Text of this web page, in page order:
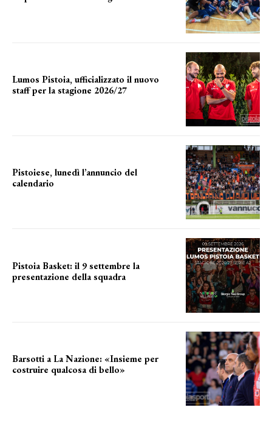
Lumos Pistoia, ufficializzato il nuovo
staff per la stagione 2026/27
Pistoiese, lunedì l’annuncio del
calendario
Pistoia Basket: il 9 settembre la
presentazione della squadra
Barsotti a La Nazione: «Insieme per
costruire qualcosa di bello»